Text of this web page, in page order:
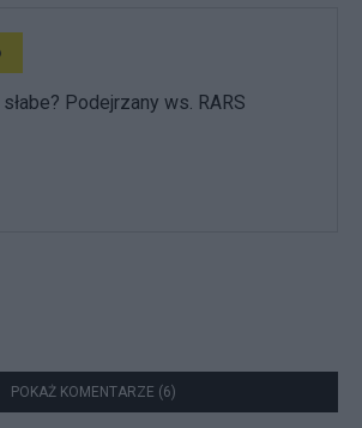
Podejrzany ws. RARS
POKAŻ KOMENTARZE (6)